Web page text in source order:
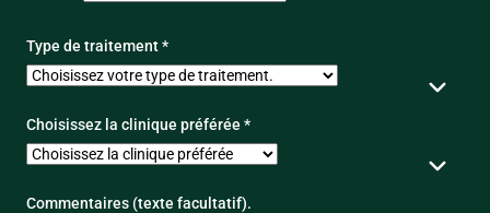
Type de traitement *
Choisissez la clinique préférée *
Commentaires (texte facultatif).